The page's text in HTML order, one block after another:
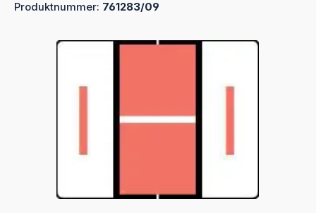
Produktnummer: 761283/09
Bildergalerie überspringen